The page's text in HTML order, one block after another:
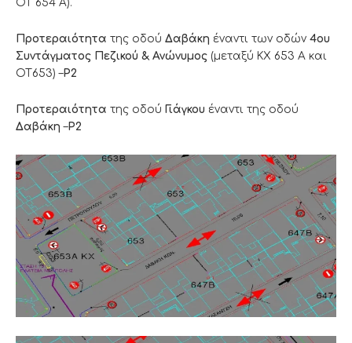
ΟΤ 654 Α).
Προτεραιότητα της οδού Δαβάκη έναντι των οδών 4ου
Συντάγματος Πεζικού & Ανώνυμος (μεταξύ ΚΧ 653 Α και
ΟΤ653) –Ρ2
Προτεραιότητα της οδού Γιάγκου έναντι της οδού
Δαβάκη–Ρ2